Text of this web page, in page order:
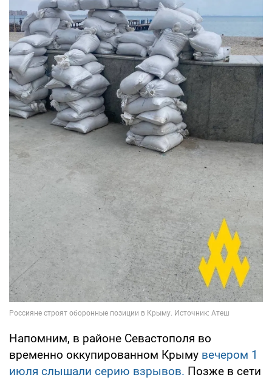
Напомним, в районе Севастополя во
временно оккупированном Крыму вечером 1
июля слышали серию взрывов. Позже в сети